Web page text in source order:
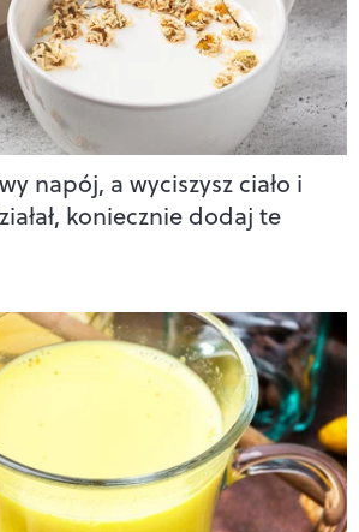
napój, a wyciszysz ciało i
koniecznie dodaj te